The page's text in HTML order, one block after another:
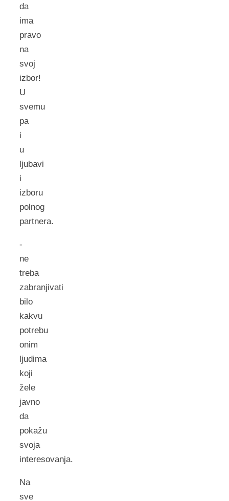
da
ima
pravo
na
svoj
izbor!
U
svemu
pa
i
u
ljubavi
i
izboru
polnog
partnera.
-
ne
treba
zabranjivati
bilo
kakvu
potrebu
onim
ljudima
koji
žele
javno
da
pokažu
svoja
interesovanja.
Na
sve